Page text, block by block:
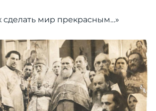
сделать мир прекрасным…»